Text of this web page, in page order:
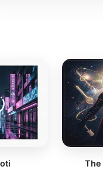
The